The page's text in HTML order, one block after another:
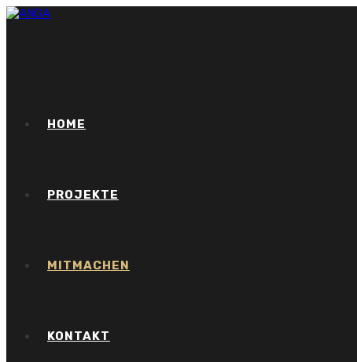
HOME
PROJEKTE
MITMACHEN
KONTAKT